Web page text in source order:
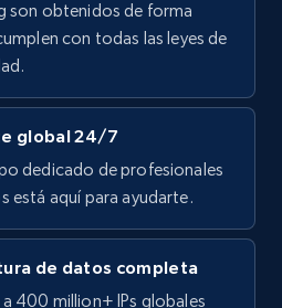
new posts
Title, Headline, Post
Prueba gratuita
Posts
son obtenidos de forma
con todas las leyes de
global 24/7
dedicado de profesionales
está aquí para ayudarte.
de datos completa
400 million+ IPs globales